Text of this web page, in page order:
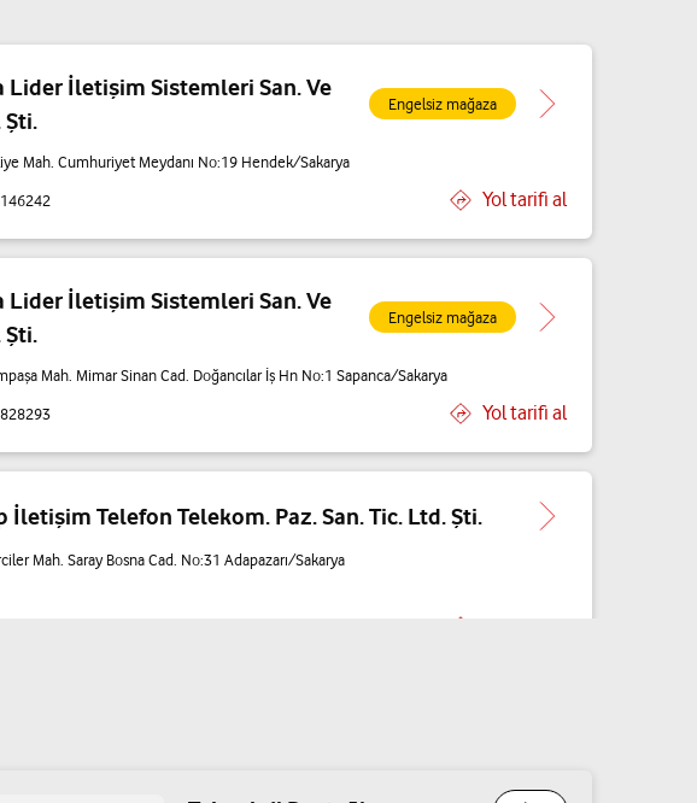
Lider İletişim Sistemleri San. Ve
Şti.
Engelsiz mağaza
Mah. Cumhuriyet Meydanı No:19 Hendek/Sakarya
Yol tarifi al
Lider İletişim Sistemleri San. Ve
Şti.
Engelsiz mağaza
Mah. Mimar Sinan Cad. Doğancılar İş Hn No:1 Sapanca/Sakarya
Yol tarifi al
İletişim Telefon Telekom. Paz. San. Tic. Ltd. Şti.
Mah. Saray Bosna Cad. No:31 Adapazarı/Sakarya